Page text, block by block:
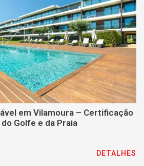
em Vilamoura – Certificação
Golfe e da Praia
DETALHES